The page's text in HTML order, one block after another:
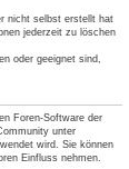
nicht selbst erstellt hat
jederzeit zu löschen
oder geeignet sind,
Foren-Software der
unter
wird. Sie können
Einfluss nehmen.